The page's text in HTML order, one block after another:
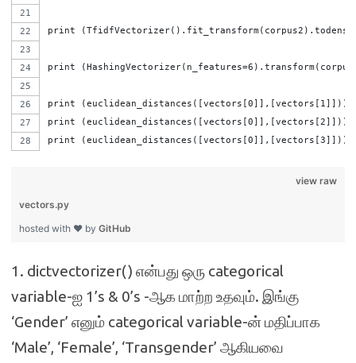
print
print
print (euclidean_distances([vectors[0]],[vectors[1]]))
print (euclidean_distances([vectors[0]],[vectors[2]]))
print (euclidean_distances([vectors[0]],[vectors[3]]))
view raw
vectors.py
hosted with ❤ by GitHub
1. dictvectorizer() என்பது ஒரு categorical
variable-ஐ 1’s & 0’s -ஆக மாற்ற உதவும். இங்கு
‘Gender’ எனும் categorical variable-ன் மதிப்பாக
‘Male’, ‘Female’, ‘Transgender’ ஆகியவை